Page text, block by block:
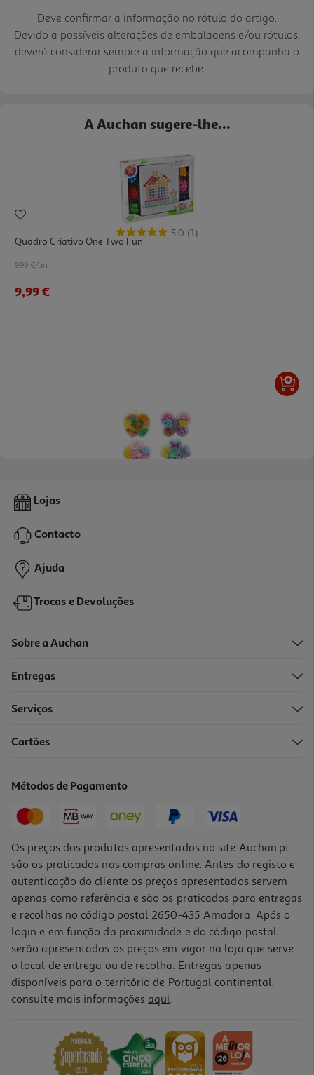
Deve confirmar a informação no rótulo do artigo.
Devido a possíveis alterações de embalagens e/ou rótulos,
deverá considerar sempre a informação que acompanha o
produto que recebe.
A Auchan sugere-lhe...
5.0 (1)
Quadro Criativo One Two Fun
9.99 €/un
9,99 €
Missangas One Two Fun Modelos Sortidos
1,99 €
Caixa Com Missangas One Two Fun Modelos Sortidos
Lojas
Contacto
Ajuda
Trocas e Devoluções
Sobre a Auchan
Entregas
Serviços
Cartões
Métodos de Pagamento
Os preços dos produtos apresentados no site Auchan.pt
são os praticados nas compras online. Antes do registo e
autenticação do cliente os preços apresentados servem
apenas como referência e são os praticados para entregas
e recolhas no código postal 2650-435 Amadora. Após o
login e em função da proximidade e do código postal,
serão apresentados os preços em vigor na loja que serve
o local de entrega ou de recolha. Entregas apenas
disponíveis para o território de Portugal continental,
consulte mais informações aqui.